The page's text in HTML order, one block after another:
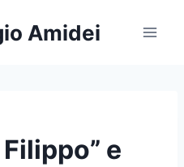
Amidei
e